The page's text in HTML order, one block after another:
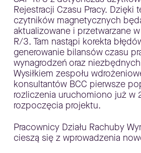
Rejestracji Czasu Pracy. Dzięki
czytników magnetycznych
aktualizowane i przetwarzane
R/3. Tam nastąpi korekta
generowanie bilansów czasu
wynagrodzeń oraz
Wysiłkiem zespołu
konsultantów BCC pierwsze
rozliczenia uruchomiono już w
rozpoczęcia projektu.
Pracownicy Działu Rachuby
cieszą się z wprowadzenia